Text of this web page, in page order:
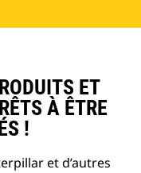
ET
À ÊTRE
!
et d’autres